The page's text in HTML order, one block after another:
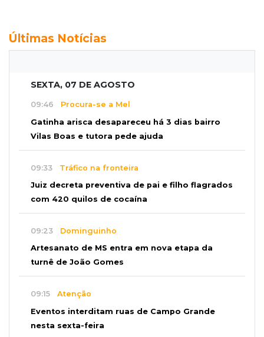
Últimas Notícias
SEXTA, 07 DE AGOSTO
09:46 Procura-se a Mel
Gatinha arisca desapareceu há 3 dias bairro
Vilas Boas e tutora pede ajuda
09:33 Tráfico na fronteira
Juiz decreta preventiva de pai e filho flagrados
com 420 quilos de cocaína
09:23 Dominguinho
Artesanato de MS entra em nova etapa da
turnê de João Gomes
09:15 Atenção
Eventos interditam ruas de Campo Grande
nesta sexta-feira